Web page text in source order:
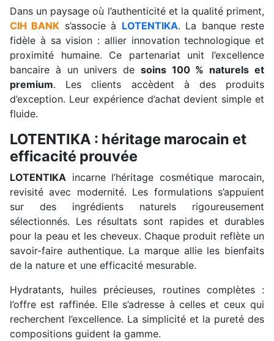
Dans un paysage où l’authenticité et la qualité priment,
CIH BANK s’associe à LOTENTIKA. La banque reste
fidèle à sa vision : allier innovation technologique et
proximité humaine. Ce partenariat unit l’excellence
bancaire à un univers de soins 100 % naturels et
premium. Les clients accèdent à des produits
d’exception. Leur expérience d’achat devient simple et
fluide.
LOTENTIKA : héritage marocain et
efficacité prouvée
LOTENTIKA incarne l’héritage cosmétique marocain,
revisité avec modernité. Les formulations s’appuient
sur des ingrédients naturels rigoureusement
sélectionnés. Les résultats sont rapides et durables
pour la peau et les cheveux. Chaque produit reflète un
savoir-faire authentique. La marque allie les bienfaits
de la nature et une efficacité mesurable.
Hydratants, huiles précieuses, routines complètes :
l’offre est raffinée. Elle s’adresse à celles et ceux qui
recherchent l’excellence. La simplicité et la pureté des
compositions guident la gamme.